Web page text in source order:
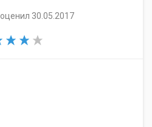
оценил 30.05.2017